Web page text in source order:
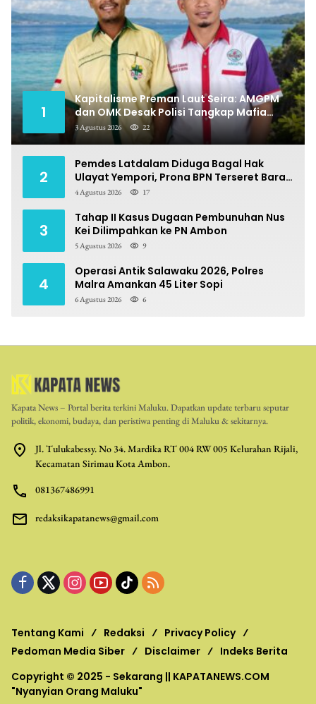
1
Kapitalisme Preman Laut Seira: AMGPM
dan OMK Desak Polisi Tangkap Mafia
Pungli
3 Agustus 2026 22
2
Pemdes Latdalam Diduga Bagal Hak
Ulayat Yempori, Prona BPN Terseret Bara
Sengketa
4 Agustus 2026 17
3
Tahap II Kasus Dugaan Pembunuhan Nus
Kei Dilimpahkan ke PN Ambon
5 Agustus 2026 9
4
Operasi Antik Salawaku 2026, Polres
Malra Amankan 45 Liter Sopi
6 Agustus 2026 6
Kapata News – Portal berita terkini Maluku. Dapatkan update terbaru seputar
politik, ekonomi, budaya, dan peristiwa penting di Maluku & sekitarnya.
Jl. Tulukabessy. No 34. Mardika RT 004 RW 005 Kelurahan Rijali,
Kecamatan Sirimau Kota Ambon.
081367486991
redaksikapatanews@gmail.com
Tentang Kami Redaksi
Privacy Policy
Pedoman Media Siber
Disclaimer
Indeks Berita
Copyright © 2025 - Sekarang || KAPATANEWS.COM
"Nyanyian Orang Maluku"